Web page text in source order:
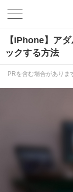
【iPhone】ア
ックする方法
PRを含む場合がありま